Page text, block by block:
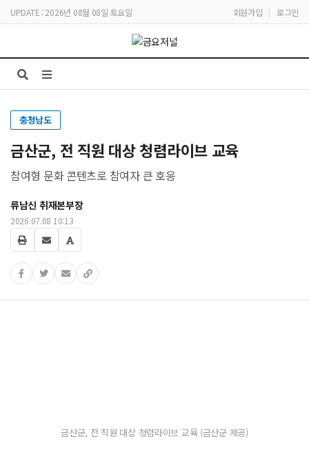
UPDATE : 2026년 08월 08일 토요일 회원가입 | 로그인
충청남도
금산군, 전 직원 대상 청렴라이브 교육
참여형 문화 콘텐츠로 참여자 큰 호응
류남신 취재본부장
2026.07.08 10:13
금산군, 전 직원 대상 청렴라이브 교육 (금산군 제공)